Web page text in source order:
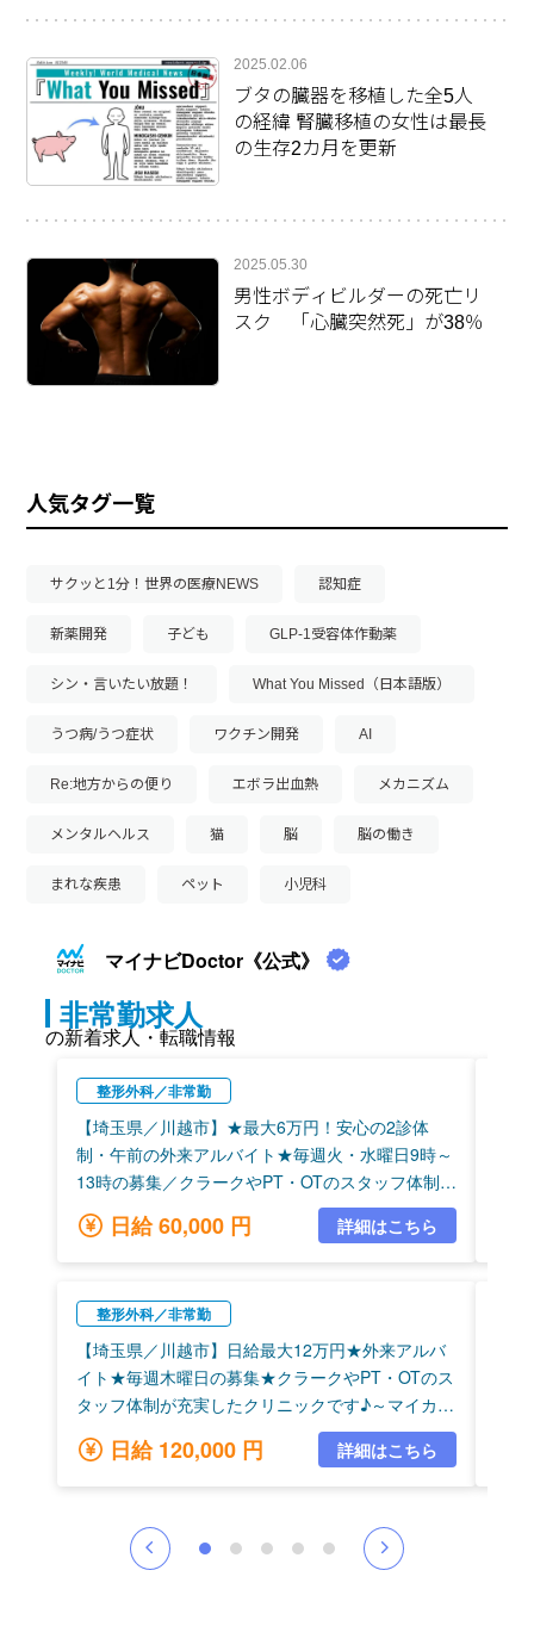
2025.02.06
ブタの臓器を移植した全5人
の経緯 腎臓移植の女性は最長
の生存2カ月を更新
2025.05.30
男性ボディビルダーの死亡リ
スク 「心臓突然死」が38％
人気タグ一覧
サクッと1分！世界の医療NEWS 認知症
新薬開発 子ども GLP-1受容体作動薬
シン・言いたい放題！ What You Missed（日本語版）
うつ病/うつ症状 ワクチン開発 AI
Re:地方からの便り エボラ出血熱 メカニズム
メンタルヘルス 猫 脳 脳の働き
まれな疾患 ペット 小児科